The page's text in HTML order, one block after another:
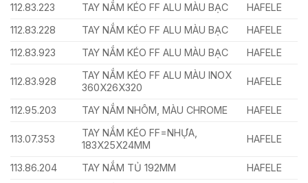
112.83.223 TAY NẮM KÉO FF ALU MÀU BẠC
HAFELE
112.83.228
TAY NẮM KÉO FF ALU MÀU BẠC
HAFELE
112.83.923
TAY NẮM KÉO FF ALU MÀU BẠC HAFELE
112.83.928
TAY NẮM KÉO FF ALU MÀU INOX
360X26X320
HAFELE
112.95.203 TAY NẮM NHÔM, MÀU CHROME HAFELE
113.07.353
TAY NẮM KÉO FF=NHỰA,
183X25X24MM
HAFELE
113.86.204 TAY NẮM TỦ 192MM
HAFELE